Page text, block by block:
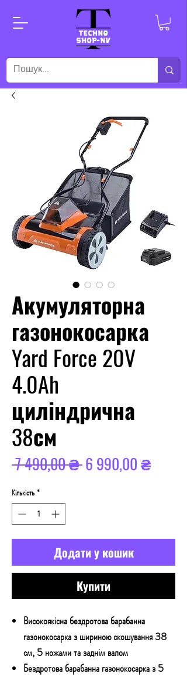
Акумуляторна
газонокосарка
Yard Force 20V
4.0Ah
циліндрична
38см
7 490,00 ₴ Звичайна
6 990,00 ₴За
Кількість *
Додати у кошик
Купити
Високоякісна бездротова барабанна
газонокосарка з шириною скошування 38
см, 5 ножами та заднім валом
Бездротова барабанна газонокосарка з 5